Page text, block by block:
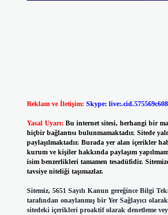
Reklam ve İletişim: Skype:
Yasal Uyarı: Bu internet sitesi, herhangi bir
hiçbir bağlantısı bulunmamaktadır. Sitede
paylaşılmaktadır. Burada yer alan içerikler
kurum ve kişiler hakkında paylaşım
isim benzerlikleri tamamen tesadüfidir.
tavsiye niteliği taşımazlar.
Sitemiz, 5651 Sayılı Kanun gereğince Bilgi
tarafından onaylanmış bir Yer Sağlayıcı
sitedeki içerikleri proaktif olarak denetleme